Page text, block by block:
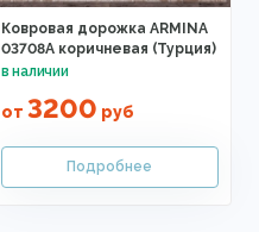
Ковровая дорожка ARMINA
03708A коричневая (Турция)
от 3200 руб